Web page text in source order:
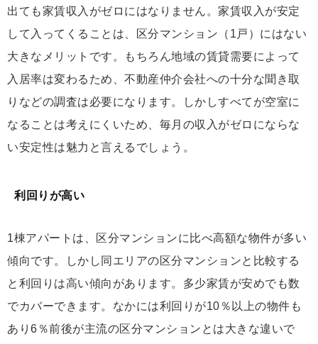
出ても家賃収入がゼロにはなりません。家賃収入が安定
して入ってくることは、区分マンション（1戸）にはない
大きなメリットです。もちろん地域の賃貸需要によって
入居率は変わるため、不動産仲介会社への十分な聞き取
りなどの調査は必要になります。しかしすべてが空室に
なることは考えにくいため、毎月の収入がゼロにならな
い安定性は魅力と言えるでしょう。
利回りが高い
1棟アパートは、区分マンションに比べ高額な物件が多い
傾向です。しかし同エリアの区分マンションと比較する
と利回りは高い傾向があります。多少家賃が安めでも数
でカバーできます。なかには利回りが10％以上の物件も
あり6％前後が主流の区分マンションとは大きな違いで